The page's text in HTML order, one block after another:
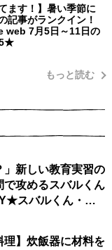
ます！】暑い季節に
記事がランクイン！
web 7月5日～11日の
もっと読む
」新しい教育実習の
で攻めるスバルくん
スバルくん・
理】炊飯器に材料を